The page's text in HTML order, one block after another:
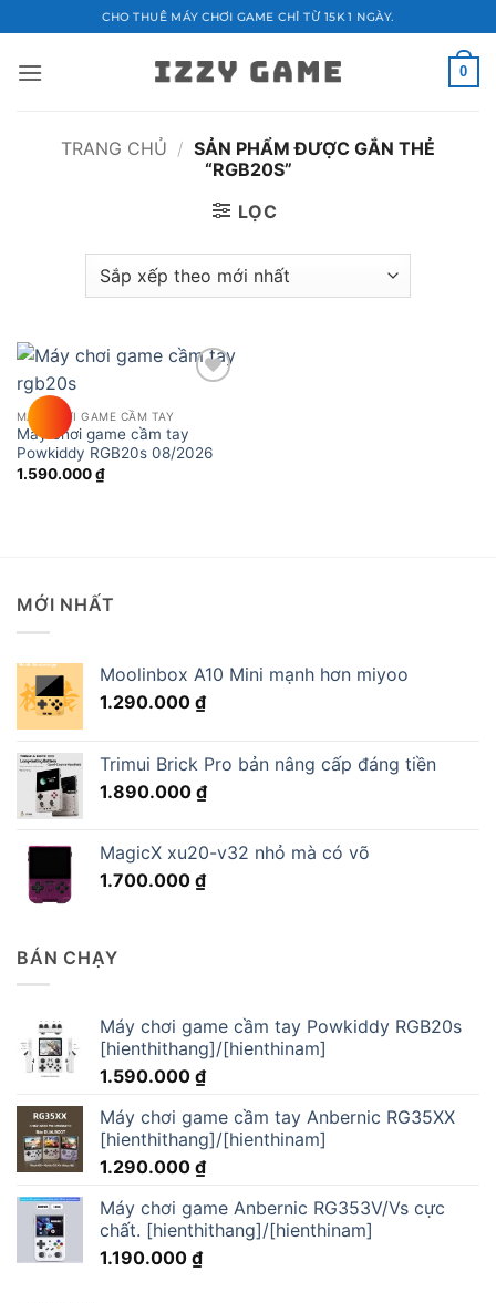
qua
nội
CHO THUÊ MÁY CHƠI GAME CHỈ TỪ 15K 1 NGÀY.
0
TRANG CHỦ / SẢN PHẨM ĐƯỢC GẮN THẺ
“RGB20S”
LỌC
MÁY CHƠI GAME CẦM TAY
Máy chơi game cầm tay
Powkiddy RGB20s 08/2026
1.590.000₫
MỚI NHẤT
Moolinbox A10 Mini mạnh hơn miyoo
1.290.000 ₫
Trimui Brick Pro bản nâng cấp đáng tiền
1.890.000 ₫
MagicX xu20-v32 nhỏ mà có võ
1.700.000 ₫
BÁN CHẠY
Máy chơi game cầm tay Powkiddy RGB20s
[hienthithang]/[hienthinam]
1.590.000 ₫
Máy chơi game cầm tay Anbernic RG35XX
[hienthithang]/[hienthinam]
1.290.000 ₫
Máy chơi game Anbernic RG353V/Vs cực
chất. [hienthithang]/[hienthinam]
1.190.000 ₫